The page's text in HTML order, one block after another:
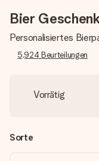
Bier
Personalisiertes
5,924 Beurteilungen
Vorrätig
Sorte